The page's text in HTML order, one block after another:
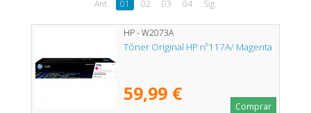
Ant. 01 02 03 04 Sig.
HP - W2073A
Tóner Original HP nº117A/ Magenta
59,99 €
Comprar